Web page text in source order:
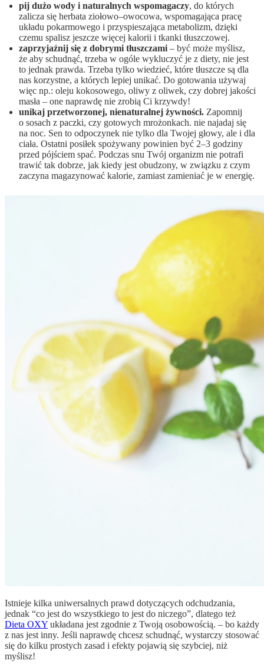
pij dużo wody i naturalnych wspomagaczy, do których
zalicza się herbata ziołowo–owocowa, wspomagająca pracę
układu pokarmowego i przyspieszająca metabolizm, dzięki
czemu spalisz jeszcze więcej kalorii i tkanki tłuszczowej.
zaprzyjaźnij się z dobrymi tłuszczami– być może myślisz,
że aby schudnąć, trzeba w ogóle wykluczyć je z diety, nie jest
to jednak prawda. Trzeba tylko wiedzieć, które tłuszcze są dla
nas korzystne, a których lepiej unikać. Do gotowania używaj
więc np.: oleju kokosowego, oliwy z oliwek, czy dobrej jakości
masła – one naprawdę nie zrobią Ci krzywdy!
unikaj przetworzonej, nienaturalnej żywności. Zapomnij
o sosach z paczki, czy gotowych mrożonkach. nie najadaj się
na noc. Sen to odpoczynek nie tylko dla Twojej głowy, ale i dla
ciała. Ostatni posiłek spożywany powinien być 2–3 godziny
przed pójściem spać. Podczas snu Twój organizm nie potrafi
trawić tak dobrze, jak kiedy jest obudzony, w związku z czym
zaczyna magazynować kalorie, zamiast zamieniać je w energię.
Istnieje kilka uniwersalnych prawd dotyczących odchudzania,
jednak “co jest do wszystkiego to jest do niczego”, dlatego też
Dieta OXY układana jest zgodnie z Twoją osobowością. – bo każdy
z nas jest inny. Jeśli naprawdę chcesz schudnąć, wystarczy stosować
się do kilku prostych zasad i efekty pojawią się szybciej, niż
myślisz!